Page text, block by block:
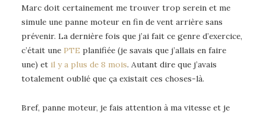
Marc doit certainement me trouver trop serein et me
simule une panne moteur en fin de vent arrière sans
prévenir. La dernière fois que j’ai fait ce genre d’exercice,
c’était une PTE planifiée (je savais que j’allais en faire
une) et il y a plus de 8 mois. Autant dire que j’avais
totalement oublié que ça existait ces choses-là.
Bref, panne moteur, je fais attention à ma vitesse et je